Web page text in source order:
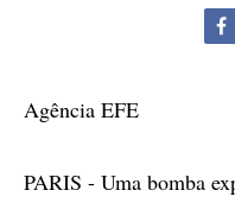
Agência EFE
PARIS - Uma bomba